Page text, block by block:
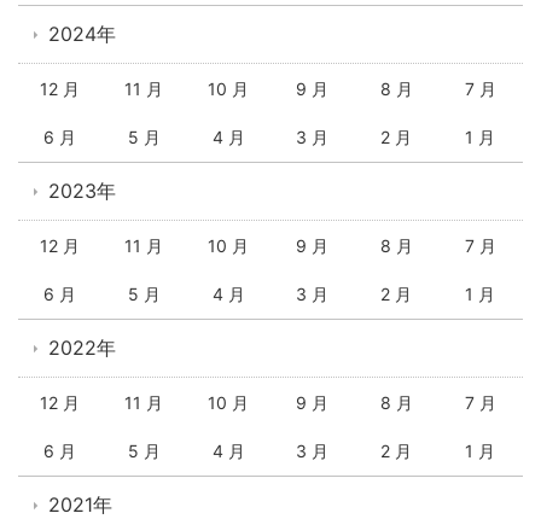
2024年
12 月 11 月 10 月 9 月 8 月 7 月
6 月 5 月 4 月 3 月 2 月 1 月
2023年
12 月 11 月 10 月 9 月 8 月 7 月
6 月 5 月 4 月 3 月 2 月 1 月
2022年
12 月 11 月 10 月 9 月 8 月 7 月
6 月 5 月 4 月 3 月 2 月 1 月
2021年